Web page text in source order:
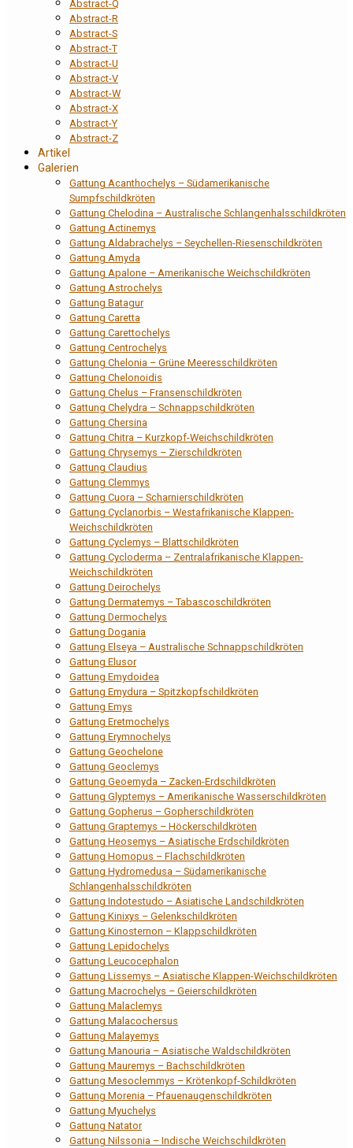
Abstract-Q
Abstract-R
Abstract-S
Abstract-T
Abstract-U
Abstract-V
Abstract-W
Abstract-X
Abstract-Y
Abstract-Z
Artikel
Galerien
Gattung Acanthochelys – Südamerikanische
Sumpfschildkröten
Gattung Chelodina – Australische Schlangenhalsschildkröten
Gattung Actinemys
Gattung Aldabrachelys – Seychellen-Riesenschildkröten
Gattung Amyda
Gattung Apalone – Amerikanische Weichschildkröten
Gattung Astrochelys
Gattung Batagur
Gattung Caretta
Gattung Carettochelys
Gattung Centrochelys
Gattung Chelonia – Grüne Meeresschildkröten
Gattung Chelonoidis
Gattung Chelus – Fransenschildkröten
Gattung Chelydra – Schnappschildkröten
Gattung Chersina
Gattung Chitra – Kurzkopf-Weichschildkröten
Gattung Chrysemys – Zierschildkröten
Gattung Claudius
Gattung Clemmys
Gattung Cuora – Scharnierschildkröten
Gattung Cyclanorbis – Westafrikanische Klappen-
Weichschildkröten
Gattung Cyclemys – Blattschildkröten
Gattung Cycloderma – Zentralafrikanische Klappen-
Weichschildkröten
Gattung Deirochelys
Gattung Dermatemys – Tabascoschildkröten
Gattung Dermochelys
Gattung Dogania
Gattung Elseya – Australische Schnappschildkröten
Gattung Elusor
Gattung Emydoidea
Gattung Emydura – Spitzkopfschildkröten
Gattung Emys
Gattung Eretmochelys
Gattung Erymnochelys
Gattung Geochelone
Gattung Geoclemys
Gattung Geoemyda – Zacken-Erdschildkröten
Gattung Glyptemys – Amerikanische Wasserschildkröten
Gattung Gopherus – Gopherschildkröten
Gattung Graptemys – Höckerschildkröten
Gattung Heosemys – Asiatische Erdschildkröten
Gattung Homopus – Flachschildkröten
Gattung Hydromedusa – Südamerikanische
Schlangenhalsschildkröten
Gattung Indotestudo – Asiatische Landschildkröten
Gattung Kinixys – Gelenkschildkröten
Gattung Kinosternon – Klappschildkröten
Gattung Lepidochelys
Gattung Leucocephalon
Gattung Lissemys – Asiatische Klappen-Weichschildkröten
Gattung Macrochelys – Geierschildkröten
Gattung Malaclemys
Gattung Malacochersus
Gattung Malayemys
Gattung Manouria – Asiatische Waldschildkröten
Gattung Mauremys – Bachschildkröten
Gattung Mesoclemmys – Krötenkopf-Schildkröten
Gattung Morenia – Pfauenaugenschildkröten
Gattung Myuchelys
Gattung Natator
Gattung Nilssonia – Indische Weichschildkröten